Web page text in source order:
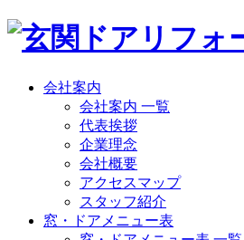
会社案内
会社案内 一覧
代表挨拶
企業理念
会社概要
アクセスマップ
スタッフ紹介
窓・ドアメニュー表